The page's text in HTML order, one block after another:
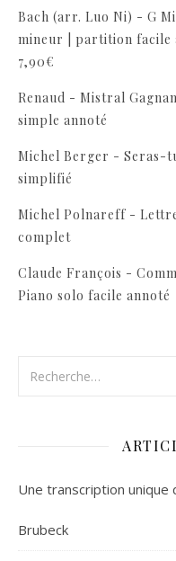
Bach (arr. Luo Ni) - G
mineur | partition facile
7,90€
Renaud - Mistral
simple annoté
Michel Berger - Seras-
simplifié
Michel Polnareff -
complet
Claude François -
Piano solo facile annoté
Une transcription unique
Brubeck